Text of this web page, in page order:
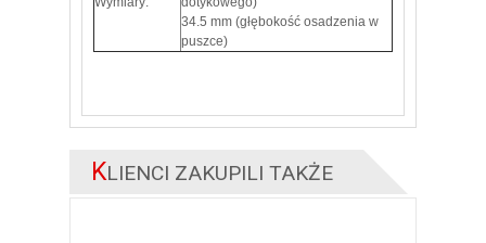
34.5 mm (głębokość osadzenia w
puszce)
KLIENCI ZAKUPILI TAKŻE